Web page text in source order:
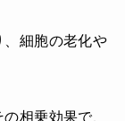
、細胞の老化や
相乗効果で、